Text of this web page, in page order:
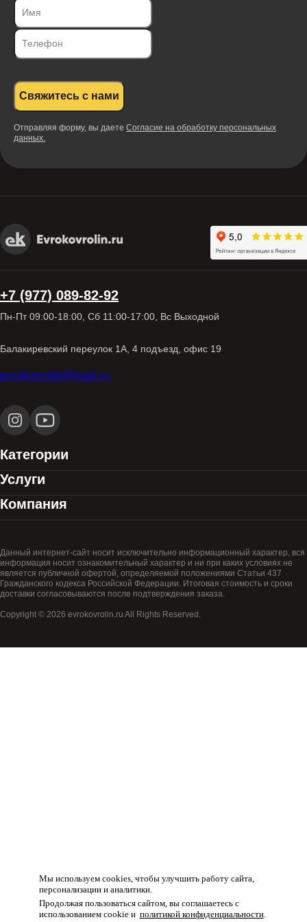
Мы используем cookies, чтобы улучшить работу сайта,
персонализации и аналитики.
Продолжая пользоваться сайтом, вы соглашаетесь с
использованием cookie и политикой конфиденциальности.
Свяжитесь с нами
Отправляя форму, вы даете Согласие на обработку персональных
данных.
+7 (977) 089-82-92
Пн-Пт 09:00-18:00, Сб 11:00-17:00, Вс Выходной
Балакиревский переулок 1А, 4 подъезд, офис 19
evrokovrolin@mail.ru
Категории
Услуги
Компания
Данный интернет-сайт носит исключительно информационный характер, вся
информация носит ознакомительный характер и ни при каких условиях не
является публичной офертой, определяемой положениями Статьи 437
Гражданского кодекса Российской Федерации. Итоговая стоимость и сроки
доставки согласовываются после подтверждения заказа.
Copyright © 2026 evrokovrolin.ru All Rights Reserved.